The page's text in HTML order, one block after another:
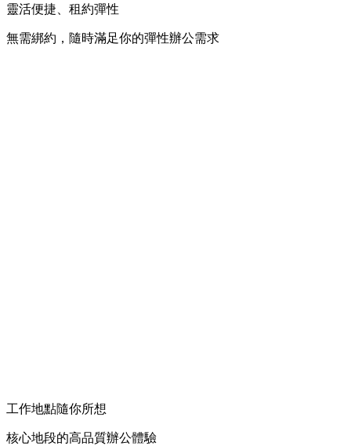
靈活便捷、租約彈性
無需綁約，隨時滿足你的彈性辦公需求
工作地點隨你所想
核心地段的高品質辦公體驗